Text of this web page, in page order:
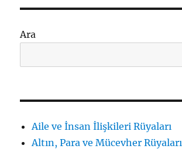
Ara
Aile ve İnsan İlişkileri Rüyaları
Altın, Para ve Mücevher Rüyaları